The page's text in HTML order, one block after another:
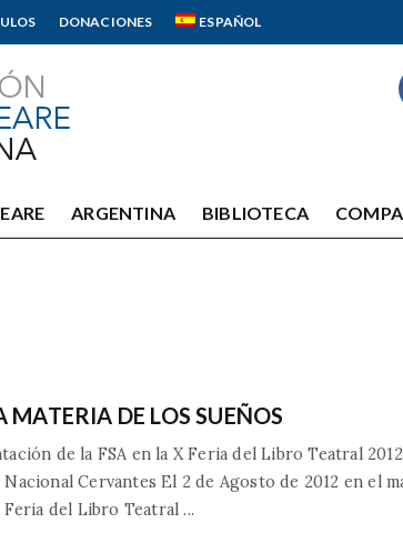
DONACIONES ESPAÑOL
ARGENTINA BIBLIOTECA
MATERIA DE LOS SUEÑOS
de la FSA en la X Feria del Libro Teatral
Cervantes El 2 de Agosto de 2012 en el
Feria del Libro Teatral...